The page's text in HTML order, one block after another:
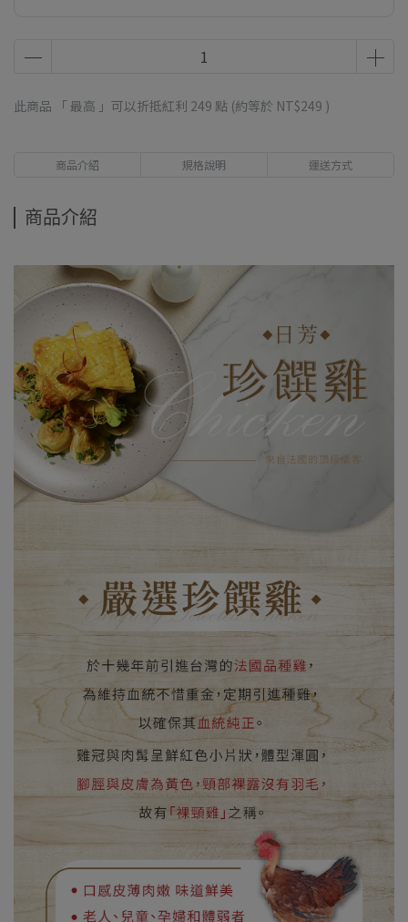
此商品 「 最高 」可以折抵紅利 249 點 (約等於 NT$249 )
商品介紹 規格說明 運送方式
商品介紹